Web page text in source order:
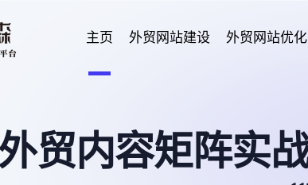
主页 外贸网站建设 外贸网站优化
贸内容矩阵实